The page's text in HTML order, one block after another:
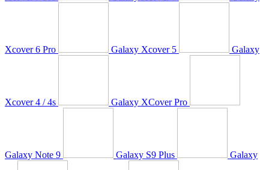
Xcover 6 Pro Galaxy Xcover 5 Galaxy
Xcover 4 / 4s Galaxy XCover Pro
Galaxy Note 9 Galaxy S9 Plus Galaxy